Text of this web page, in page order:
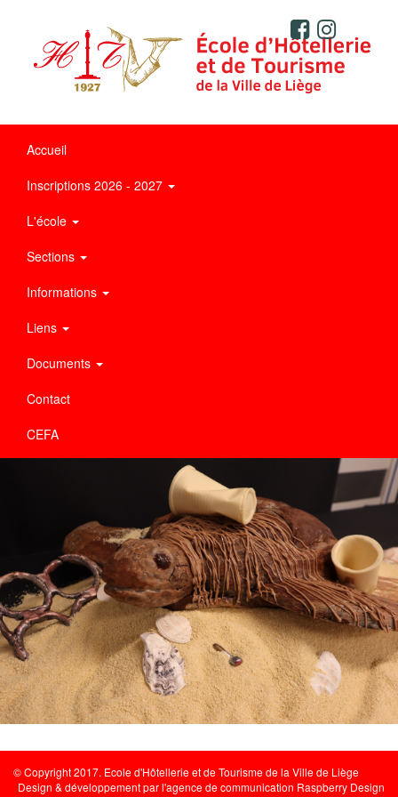
Accueil
Inscriptions 2026 - 2027
L'école
Sections
Informations
Liens
Documents
Contact
CEFA
© Copyright 2017. Ecole d'Hôtellerie et de Tourisme de la Ville de Liège
Design & développement par l'agence de communication Raspberry Design